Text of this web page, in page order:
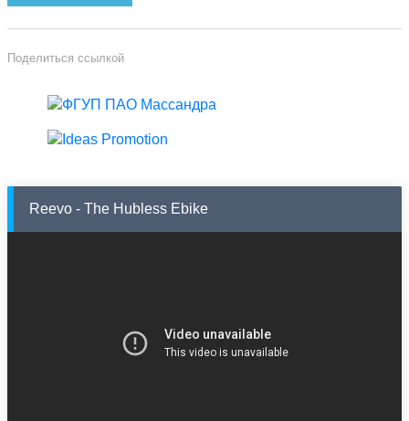
Поделиться ссылкой
Reevo - The Hubless Ebike